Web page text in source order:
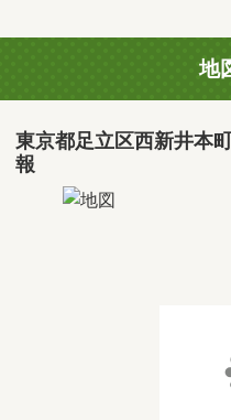
地
東京都足立区西新井本
報